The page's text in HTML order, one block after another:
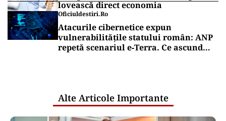
lovească direct economia
Oficiuldestiri.ro
Atacurile cibernetice expun
vulnerabilitățile statului român: ANP
repetă scenariul e‑Terra. Ce ascund
Alte Articole Importante